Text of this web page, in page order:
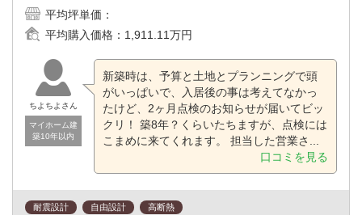
平均坪単価：
平均購入価格： 1,911.11万円
ちよちよさん
マイホーム建
築10年以内
新築時は、予算と土地とプランニングで頭
がいっぱいで、入居後の事は考えてなかっ
たけど、2ヶ月点検のお知らせが届いてビッ
クリ！ 築8年？くらいたちますが、点検には
こまめに来てくれます。 担当した営業さ...
口コミを見る
耐震設計 自由設計 高断熱